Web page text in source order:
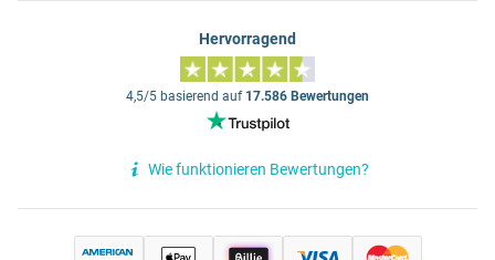
Hervorragend
4,5/5 basierend auf 17.586 Bewertungen
Wie funktionieren Bewertungen?